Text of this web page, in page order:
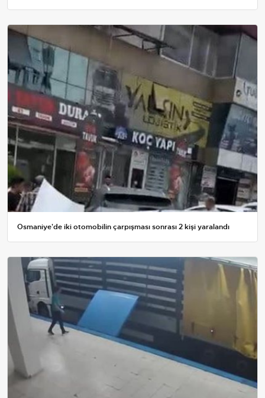
Osmaniye'de iki otomobilin çarpışması sonrası 2 kişi yaralandı